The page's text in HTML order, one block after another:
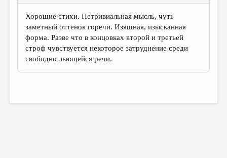
Хорошие стихи. Нетривиальная мысль, чуть
заметный оттенок горечи. Изящная, изысканная
форма. Разве что в концовках второй и третьей
строф чувствуется некоторое затруднение среди
свободно льющейся речи.